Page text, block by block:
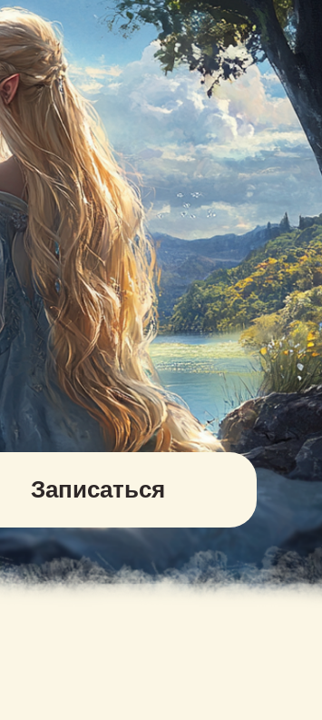
Записаться